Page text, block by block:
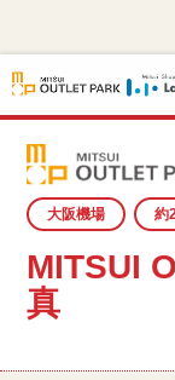
大阪機場 約
MITSUI
真